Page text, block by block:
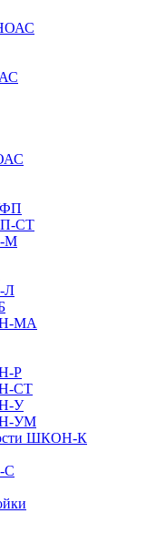
СТ
М
Л
МА
Р
СТ
У
УМ
ШКОН-К
С